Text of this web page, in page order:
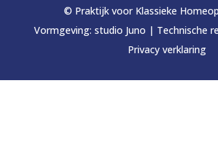
© Praktijk voor Klassieke
Vormgeving: studio Juno | Technische
Privacy verklaring